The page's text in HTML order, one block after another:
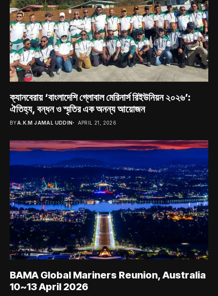
ক্যানবেরায় ‘বাংলাদেশি গ্লোবাল মেরিনার্স রিইউনিয়ন ২০২৬’:
ঐতিহ্য, বন্ধন ও স্মৃতির এক অনন্য আয়োজন
BYA.K.M JAMAL UDDIN APRIL 21, 2026
BAMA Global Mariners Reunion, Australia
10~13 April 2026